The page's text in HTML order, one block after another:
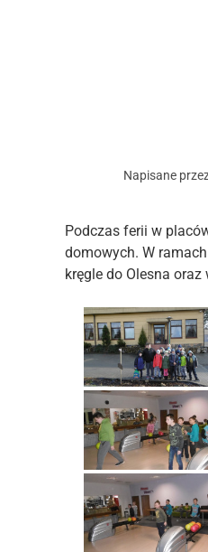
Napisane
Podczas ferii w
domowych. W
kręgle do Olesna